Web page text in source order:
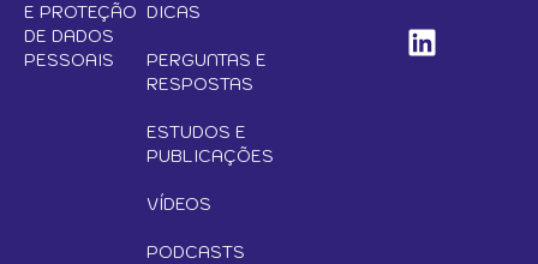
E PROTEÇÃO
DE DADOS
PESSOAIS
DICAS
PERGUNTAS E
RESPOSTAS
ESTUDOS E
PUBLICAÇÕES
VÍDEOS
PODCASTS